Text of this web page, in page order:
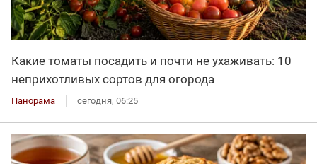
Какие томаты посадить и почти не ухаживать: 10
неприхотливых сортов для огорода
Панорама сегодня, 06:25